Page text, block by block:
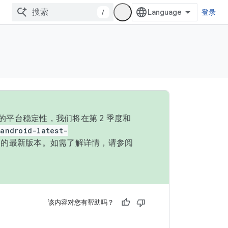
/ 登录
平台稳定性，我们将在第 2 季度和
android-latest-
最新版本。如需了解详情，请参阅
该内容对您有帮助吗？